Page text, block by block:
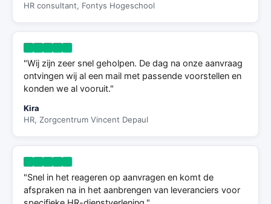
HR consultant, Fontys Hogeschool
"Wij zijn zeer snel geholpen. De dag na onze aanvraag
ontvingen wij al een mail met passende voorstellen en
konden we al vooruit."
Kira
HR, Zorgcentrum Vincent Depaul
"Snel in het reageren op aanvragen en komt de
afspraken na in het aanbrengen van leveranciers voor